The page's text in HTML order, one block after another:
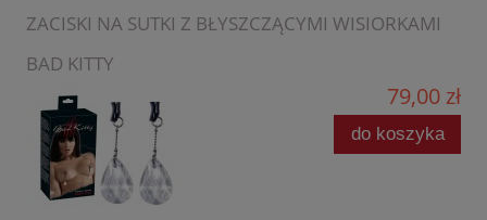
ZACISKI NA SUTKI Z BŁYSZCZĄCYMI WISIORKAMI
BAD KITTY
79,00 zł
do koszyka